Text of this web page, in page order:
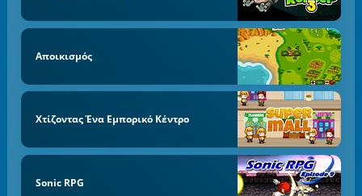
Αποικισμός
Χτίζοντας Ένα Εμπορικό Κέντρο
Sonic RPG